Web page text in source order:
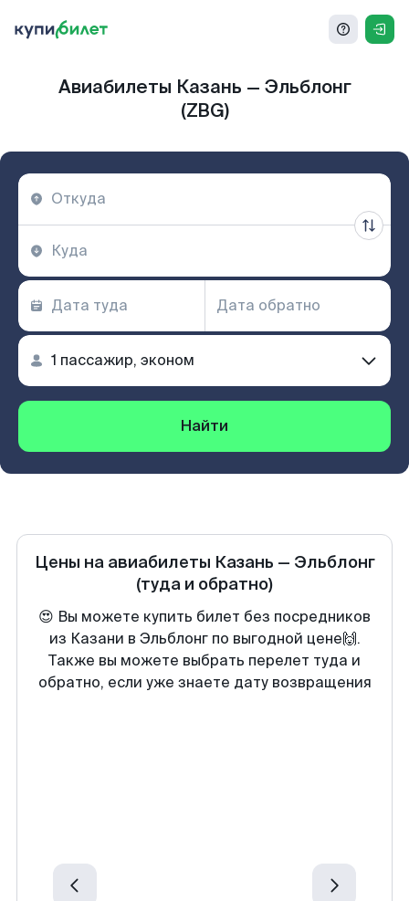
Авиабилеты Казань — Эльблонг
(ZBG)
Найти
Цены на авиабилеты Казань — Эльблонг
(туда и обратно)
😍 Вы можете купить билет без посредников
из Казани в Эльблонг по выгодной цене🙌.
Также вы можете выбрать перелет туда и
обратно, если уже знаете дату возвращения